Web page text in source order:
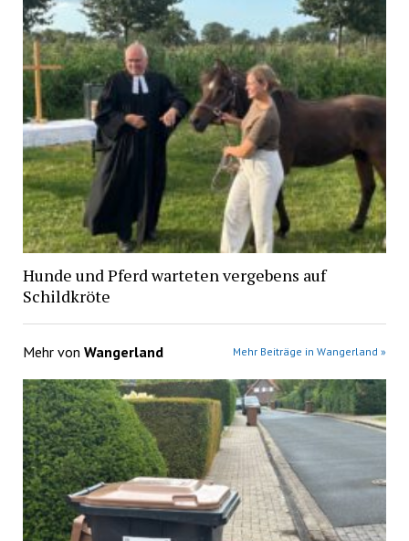
Hunde und Pferd warteten vergebens auf
Schildkröte
Mehr von Wangerland Mehr Beiträge in Wangerland »